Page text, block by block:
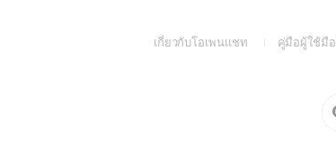
เกี่ยวกับโอเพนแชท
(Openคู่มือผู้ใช้มื